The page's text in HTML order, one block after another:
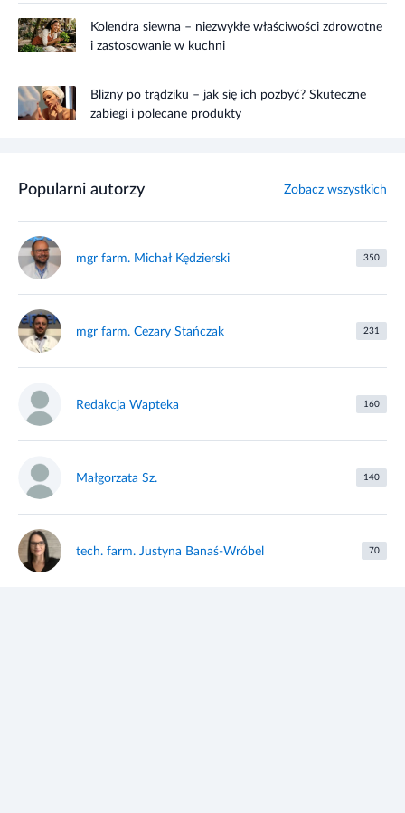
Kolendra siewna – niezwykłe właściwości zdrowotne
i zastosowanie w kuchni
Blizny po trądziku – jak się ich pozbyć? Skuteczne
zabiegi i polecane produkty
Popularni autorzy Zobacz wszystkich
mgr farm. Michał Kędzierski 350
mgr farm. Cezary Stańczak 231
Redakcja Wapteka 160
Małgorzata Sz. 140
tech. farm. Justyna Banaś-Wróbel 70